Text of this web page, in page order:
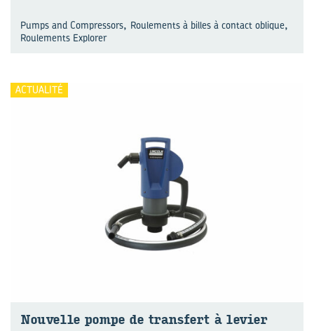
Pumps and Compressors, Roulements à billes à contact oblique,
Roulements Explorer
ACTUALITÉ
Nou­velle pompe de trans­fert à le­vier